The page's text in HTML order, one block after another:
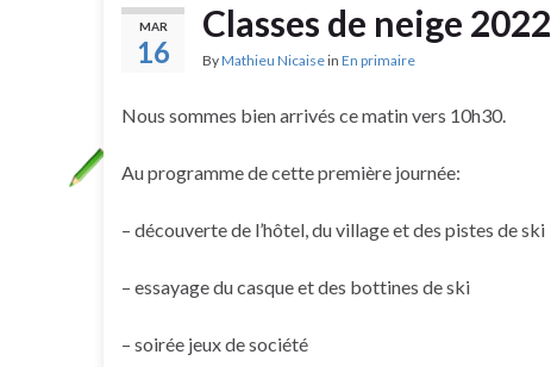
MAR
16
Classes de neige 2022
ByMathieu Nicaisein En primaire
Nous sommes bien arrivés ce matin vers 10h30.
Au programme de cette première journée:
– découverte de l’hôtel, du village et des pistes de ski
– essayage du casque et des bottines de ski
– soirée jeux de société